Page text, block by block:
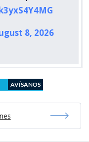
8, 2026
AVÍSANOS